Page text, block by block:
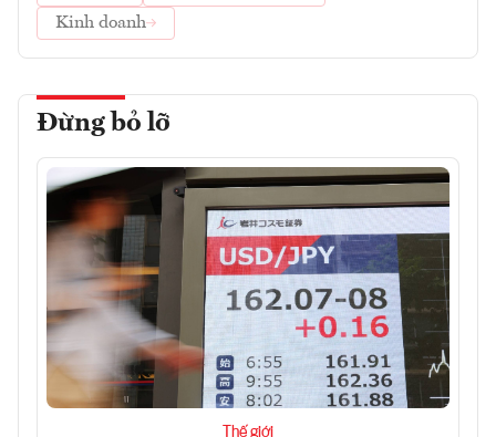
Kinh doanh
Đừng bỏ lỡ
Thế giới